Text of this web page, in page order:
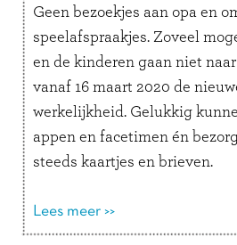
Geen bezoekjes aan opa en
speelafspraakjes. Zoveel
en de kinderen gaan niet
vanaf 16 maart 2020 de
werkelijkheid. Gelukkig
appen en facetimen én
steeds kaartjes en brieven.
knip ze uit, plak ze op karton
maak iemand blij met echte
Lees meer >>